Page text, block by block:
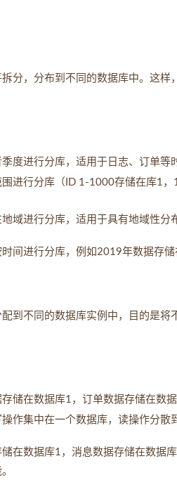
分，分布到不同的数据库中。这
度进行分库，适用于日志、订单等
围进行分库（ID 1-1000存储在库1
域进行分库，适用于具有地域性分
间进行分库，例如2019年数据存
到不同的数据库实例中，目的是
储在数据库1，订单数据存储在数
作集中在一个数据库，读操作分散
在数据库1，消息数据存储在数据